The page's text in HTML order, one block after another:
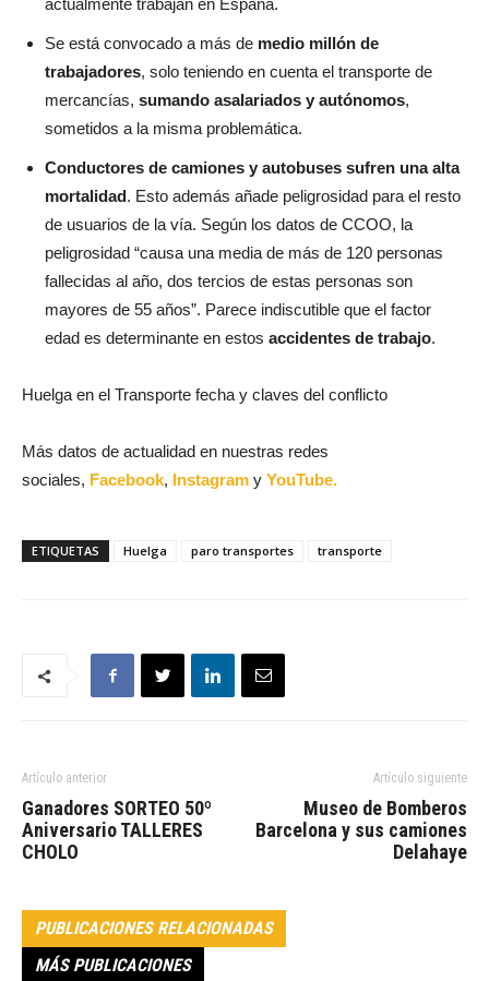
actualmente trabajan en España.
Se está convocado a más de medio millón de
trabajadores, solo teniendo en cuenta el transporte de
mercancías, sumando asalariados y autónomos,
sometidos a la misma problemática.
Conductores de camiones y autobuses sufren una alta
mortalidad. Esto además añade peligrosidad para el resto
de usuarios de la vía. Según los datos de CCOO, la
peligrosidad “causa una media de más de 120 personas
fallecidas al año, dos tercios de estas personas son
mayores de 55 años”. Parece indiscutible que el factor
edad es determinante en estos accidentes de trabajo.
Huelga en el Transporte fecha y claves del conflicto
Más datos de actualidad en nuestras redes
sociales, Facebook, Instagram y YouTube.
ETIQUETAS Huelga paro transportes transporte
Artículo anterior
Ganadores SORTEO 50º
Aniversario TALLERES
CHOLO
Artículo siguiente
Museo de Bomberos
Barcelona y sus camiones
Delahaye
PUBLICACIONES RELACIONADAS
MÁS PUBLICACIONES